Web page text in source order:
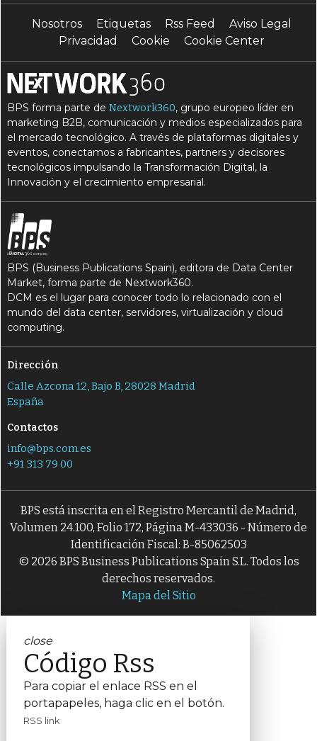
Nosotros Etiquetas Rss Feed
Aviso Legal
Privacidad
Cookie Cookie Center
BPS forma parte deNextwork360, grupo europeo líder en
marketing B2B, comunicación y medios especializados para
el mercado tecnológico. A través de plataformas digitales y
eventos, conectamos a fabricantes, partners y decisores
tecnológicos impulsando la Transformación Digital, la
Innovación y el crecimiento empresarial.
BPS (Business Publications Spain), editora de Data Center
Market, forma parte de Nextwork360.
DCM es el lugar para conocer todo lo relacionado con el
mundo del data center, servidores, virtualización y cloud
computing.
Dirección
Calle Azcona 12, Bajo B, 28028 Madrid
España
Contactos
info@bps.com.es
+91 313 79 00
BPS está inscrita en el Registro Mercantil de Madrid,
Volumen 24.100, Folio 172, Página M-433036 - Número de
Identificación Fiscal: B-85062503
© 2026 BPS Business Publications Spain S.L. Todos los
derechos reservados.
Mapa del Sitio
close
Código Rss
Para copiar el enlace RSS en el
portapapeles, haga clic en el botón.
RSS link